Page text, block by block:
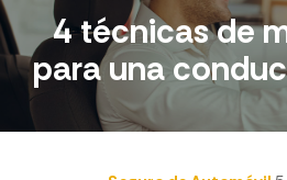
4 técnicas de
para una